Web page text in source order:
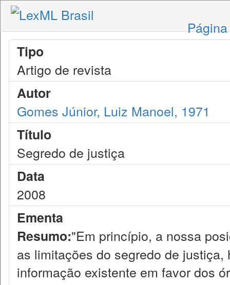
Tipo
Artigo de revista
Autor
Gomes Júnior, Luiz Manoel, 1971
Título
Segredo de justiça
Data
2008
Ementa
Resumo:"Em princípio, a nossa
as limitações do segredo de
informação existente em favor dos